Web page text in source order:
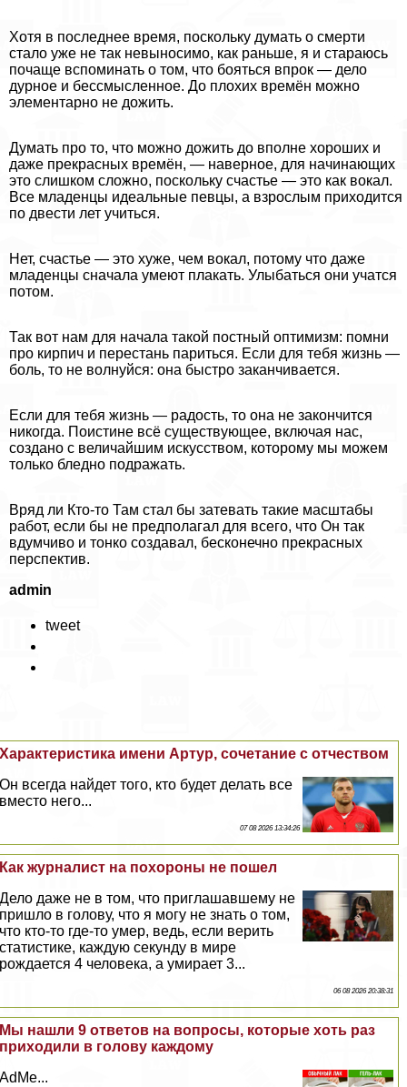
Хотя в последнее время, поскольку думать о cмepти
стало уже не так невыносимо, как раньше, я и стараюсь
почаще вспоминать о том, что бояться впрок — дело
дурное и бессмысленное. До плохих времён можно
элементарно не дожить.
Думать про то, что можно дожить до вполне хороших и
даже прекрасных времён, — наверное, для начинающих
это слишком сложно, поскольку счастье — это как вокал.
Все младенцы идеальные певцы, а взрослым приходится
по двести лет учиться.
Нет, счастье — это хуже, чем вокал, потому что даже
младенцы сначала умеют плакать. Улыбаться они учатся
потом.
Так вот нам для начала такой постный оптимизм: помни
про кирпич и перестань париться. Если для тебя жизнь —
боль, то не волнуйся: она быстро заканчивается.
Если для тебя жизнь — радость, то она не закончится
никогда. Поистине всё существующее, включая нас,
создано с величайшим искусством, которому мы можем
только бледно подражать.
Вряд ли Кто-то Там стал бы затевать такие масштабы
работ, если бы не предполагал для всего, что Он так
вдумчиво и тонко создавал, бесконечно прекрасных
перспектив.
admin
tweet
Хаpaктеристика имени Артур, сочетание с отчеством
Он всегда найдет того, кто будет делать все
вместо него...
07 08 2026 13:34:26
Как журналист на похороны не пошел
Дело даже не в том, что приглашавшему не
пришло в голову, что я могу не знать о том,
что кто-то где-то умер, ведь, если верить
статистике, каждую секунду в мире
рождается 4 человека, а умирает 3...
06 08 2026 20:38:31
Мы нашли 9 ответов на вопросы, которые хоть раз
приходили в голову каждому
AdMe...